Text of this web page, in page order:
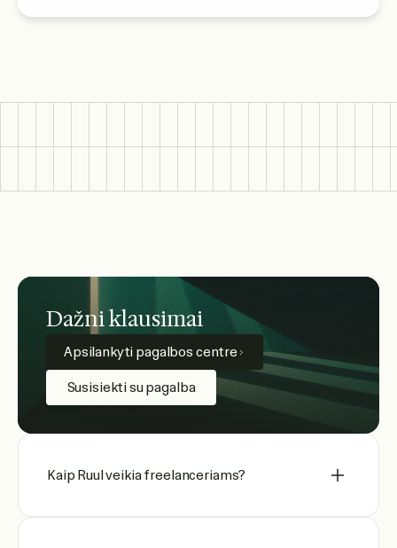
Dažni klausimai
Apsilankyti pagalbos centre
Susisiekti su pagalba
Kaip Ruul veikia freelanceriams?